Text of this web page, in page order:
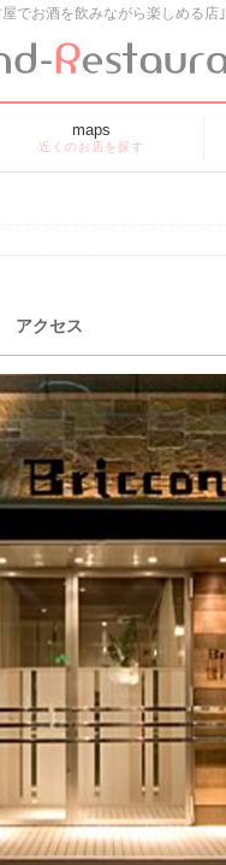
でお酒を飲みながら楽しめる
maps
近くのお店を探す
アクセス